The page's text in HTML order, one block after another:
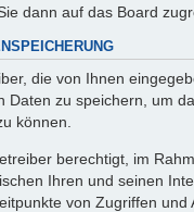
dann auf das Board
die von Ihnen
Daten zu speichern, um
können.
berechtigt, im
Ihren und seinen
von Zugriffen und